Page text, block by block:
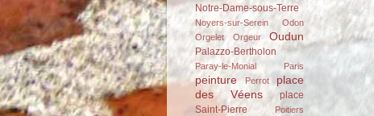
Notre-Dame-sous-Terre
Noyers-sur-Serein
Odon
Orgelet
Orgeur Oudun
Palazzo-Bertholon
Paray-le-Monial Paris
peinture Perrot
place
des Véens
place
Saint-Pierre
Poitiers